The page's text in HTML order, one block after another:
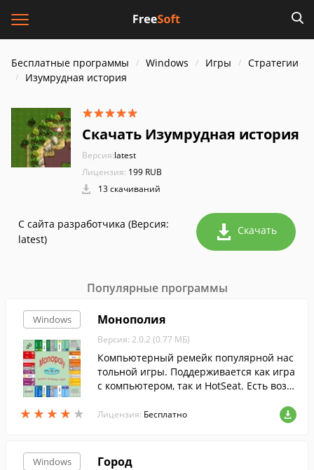
Бесплатные программы Windows Игры
Стратегии
Изумрудная история
Скачать Изумрудная история
Версия:latest
Лицензия: 199 RUB
13 скачиваний
С сайта разработчика (Версия:
latest)
Скачать
Популярные программы
Windows
★ ★ ★ ★ ★
★ ★ ★ ★ ★
Монополия
Версия: 2.0.2 (0.77 МБ)
Компьютерный ремейк популярной нас
тольной игры. Поддерживается как игра
с компьютером, так и HotSeat. Есть возм
твенныедополнительные игровые поля.
Лицензия: Бесплатно
Windows Город